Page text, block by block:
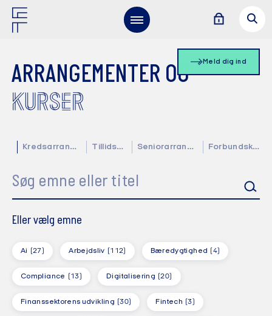
Meld dig ind
ARRANGEMENTER OG
KURSER
Kredsarrangementer Tillidsvalgte Seniorarrangementer Forbundskalender
Søg emne eller titel
Eller vælg emne
Ai (27) Arbejdsliv (112) Bæredygtighed (4)
Compliance (13) Digitalisering (20)
Finanssektorens udvikling (30) Fintech (3)